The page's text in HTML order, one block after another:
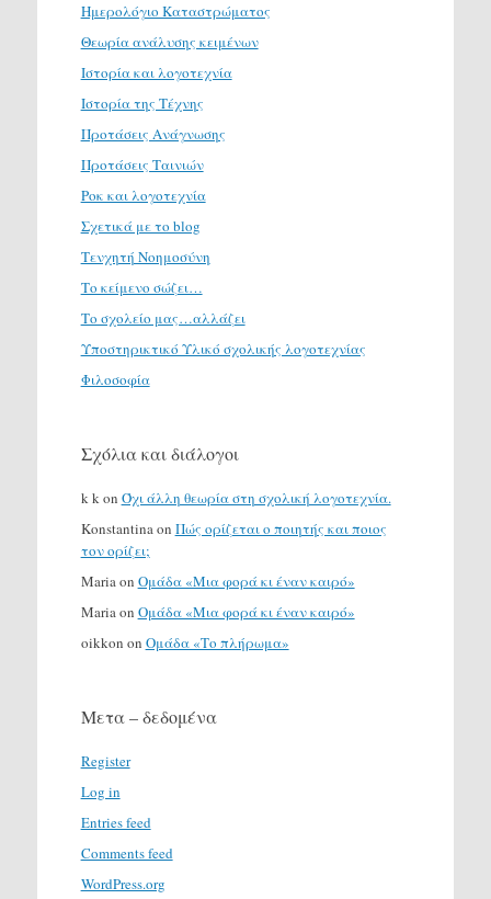
Ημερολόγιο Καταστρώματος
Θεωρία ανάλυσης κειμένων
Ιστορία και λογοτεχνία
Ιστορία της Τέχνης
Προτάσεις Ανάγνωσης
Προτάσεις Ταινιών
Ροκ και λογοτεχνία
Σχετικά με το blog
Τενχητή Νοημοσύνη
Το κείμενο σώζει…
Το σχολείο μας…αλλάζει
Υποστηρικτικό Υλικό σχολικής λογοτεχνίας
Φιλοσοφία
Σχόλια και διάλογοι
k kon Όχι άλλη θεωρία στη σχολική λογοτεχνία.
Konstantinaon Πώς ορίζεται ο ποιητής και ποιος
τον ορίζει;
Mariaon Ομάδα «Μια φορά κι έναν καιρό»
Mariaon Ομάδα «Μια φορά κι έναν καιρό»
oikkon on Ομάδα «Το πλήρωμα»
Μετα – δεδομένα
Register
Log in
Entries feed
Comments feed
WordPress.org